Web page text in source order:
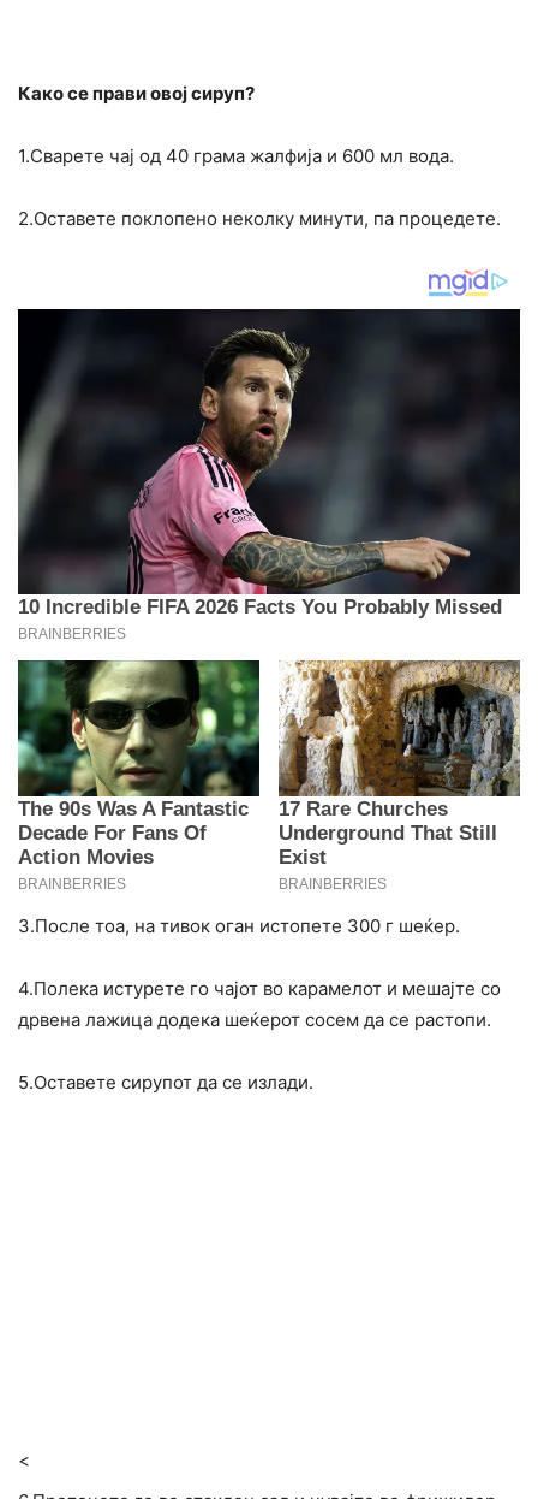
Како се прави овој сируп?
1.Сварете чај од 40 грама жалфија и 600 мл вода.
2.Оставете поклопено неколку минути, па процедете.
3.После тоа, на тивок оган истопете 300 г шеќер.
4.Полека истурете го чајот во карамелот и мешајте со
дрвена лажица додека шеќерот сосем да се растопи.
5.Оставете сирупот да се излади.
<